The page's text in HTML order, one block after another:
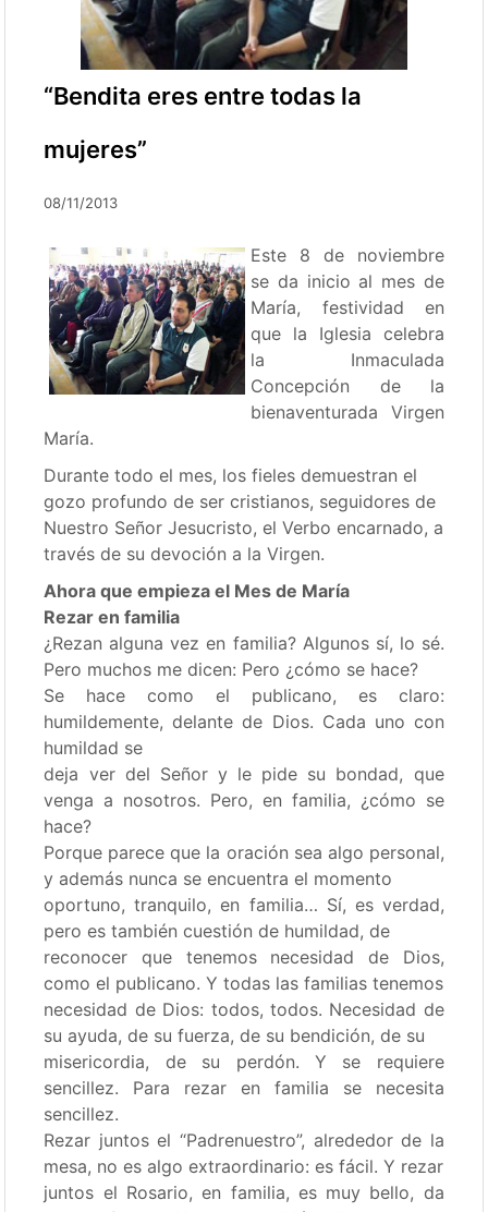
“Bendita eres entre todas la
mujeres”
08/11/2013
Este 8 de noviembre
se da inicio al mes de
María, festividad en
que la Iglesia celebra
la Inmaculada
Concepción de la
bienaventurada Virgen
María.
Durante todo el mes, los fieles demuestran el
gozo profundo de ser cristianos, seguidores de
Nuestro Señor Jesucristo, el Verbo encarnado, a
través de su devoción a la Virgen.
Ahora que empieza el Mes de María
Rezar en familia
¿Rezan alguna vez en familia? Algunos sí, lo sé.
Pero muchos me dicen: Pero ¿cómo se hace?
Se hace como el publicano, es claro:
humildemente, delante de Dios. Cada uno con
humildad se
deja ver del Señor y le pide su bondad, que
venga a nosotros. Pero, en familia, ¿cómo se
hace?
Porque parece que la oración sea algo personal,
y además nunca se encuentra el momento
oportuno, tranquilo, en familia… Sí, es verdad,
pero es también cuestión de humildad, de
reconocer que tenemos necesidad de Dios,
como el publicano. Y todas las familias tenemos
necesidad de Dios: todos, todos. Necesidad de
su ayuda, de su fuerza, de su bendición, de su
misericordia, de su perdón. Y se requiere
sencillez. Para rezar en familia se necesita
sencillez.
Rezar juntos el “Padrenuestro”, alrededor de la
mesa, no es algo extraordinario: es fácil. Y rezar
juntos el Rosario, en familia, es muy bello, da